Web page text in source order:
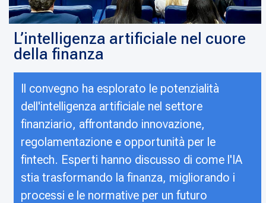
L’intelligenza artificiale nel cuore
della finanza
Il convegno ha esplorato le potenzialità
dell'intelligenza artificiale nel settore
finanziario, affrontando innovazione,
regolamentazione e opportunità per le
fintech. Esperti hanno discusso di come l'IA
stia trasformando la finanza, migliorando i
processi e le normative per un futuro